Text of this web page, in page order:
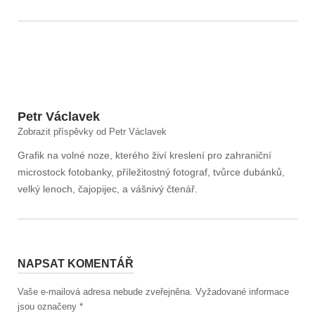
Petr Václavek
Zobrazit příspěvky od Petr Václavek
Grafik na volné noze, kterého živí kreslení pro zahraniční
microstock fotobanky, příležitostný fotograf, tvůrce dubánků,
velký lenoch, čajopijec, a vášnivý čtenář.
NAPSAT KOMENTÁŘ
Vaše e-mailová adresa nebude zveřejněna. Vyžadované informace
jsou označeny *